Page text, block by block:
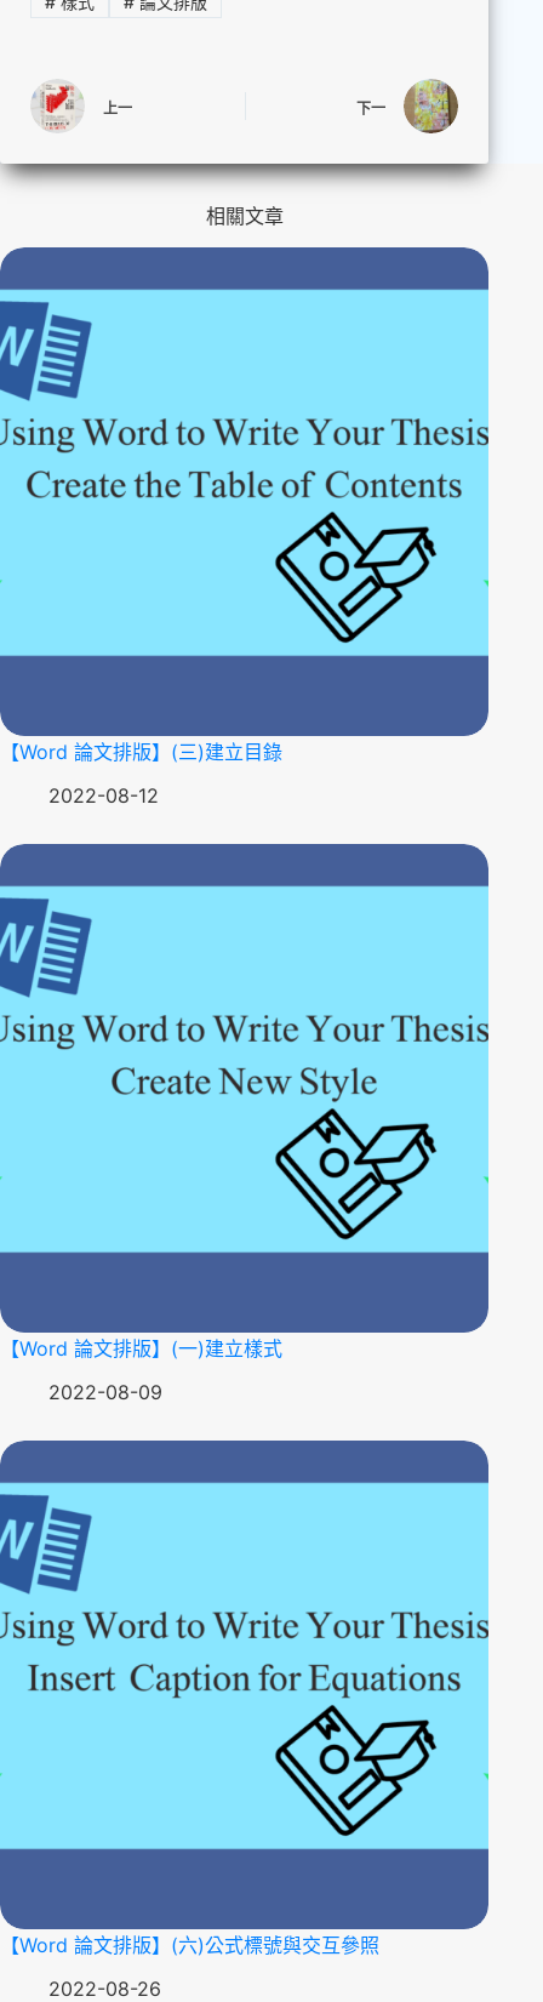
上一 下一
相關文章
【Word 論文排版】(三)建立目錄
2022-08-12
【Word 論文排版】(一)建立樣式
2022-08-09
【Word 論文排版】(六)公式標號與交互參照
2022-08-26